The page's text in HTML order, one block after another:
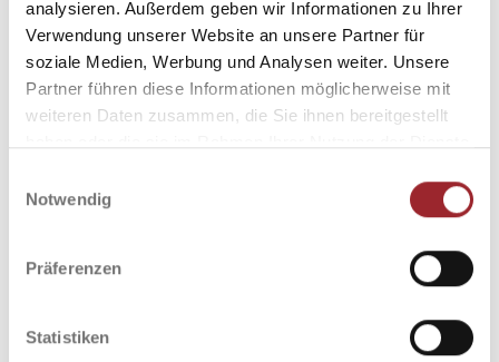
analysieren. Außerdem geben wir Informationen zu Ihrer
Verwendung unserer Website an unsere Partner für
soziale Medien, Werbung und Analysen weiter. Unsere
Partner führen diese Informationen möglicherweise mit
weiteren Daten zusammen, die Sie ihnen bereitgestellt
Notwendig
Präferenzen
Statistiken
DQUADRAT TEE- UND